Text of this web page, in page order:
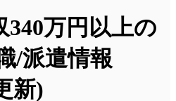
340万円以上の
/派遣情報
新)